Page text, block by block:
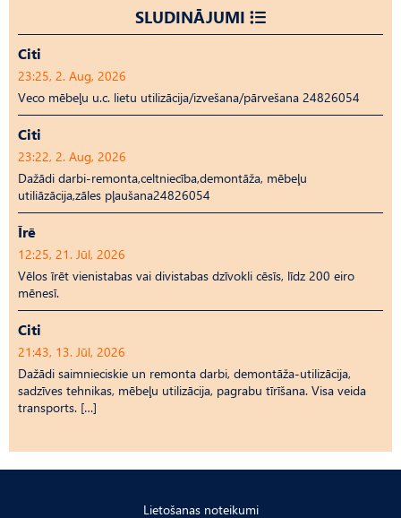
SLUDINĀJUMI
Citi
23:25, 2. Aug, 2026
Veco mēbeļu u.c. lietu utilizācija/izvešana/pārvešana 24826054
Citi
23:22, 2. Aug, 2026
Dažādi darbi-remonta,celtniecība,demontāža, mēbeļu
utiliāzācija,zāles pļaušana24826054
Īrē
12:25, 21. Jūl, 2026
Vēlos īrēt vienistabas vai divistabas dzīvokli cēsīs, līdz 200 eiro
mēnesī.
Citi
21:43, 13. Jūl, 2026
Dažādi saimnieciskie un remonta darbi, demontāža-utilizācija,
sadzīves tehnikas, mēbeļu utilizācija, pagrabu tīrīšana. Visa veida
transports. […]
Lietošanas noteikumi